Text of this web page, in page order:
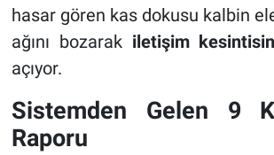
hasar gören kas dokusu kalbin
ağını bozarak iletişim
açıyor.
Sistemden Gelen 9
Raporu